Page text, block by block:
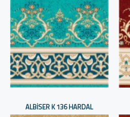
ALBISER K 136 HARDAL